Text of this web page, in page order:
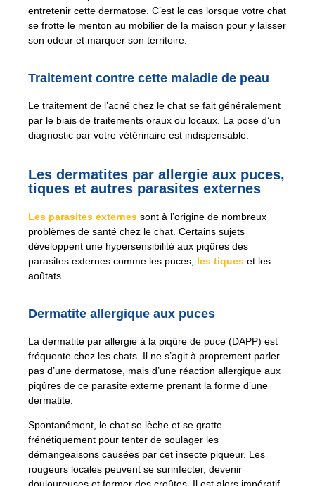
entretenir cette dermatose. C’est le cas lorsque votre chat
se frotte le menton au mobilier de la maison pour y laisser
son odeur et marquer son territoire.
Traitement contre cette maladie de peau
Le traitement de l’acné chez le chat se fait généralement
par le biais de traitements oraux ou locaux. La pose d’un
diagnostic par votre vétérinaire est indispensable.
Les dermatites par allergie aux puces,
tiques et autres parasites externes
Les parasites externes sont à l’origine de nombreux
problèmes de santé chez le chat. Certains sujets
développent une hypersensibilité aux piqûres des
parasites externes comme les puces, les tiques et les
aoûtats.
Dermatite allergique aux puces
La dermatite par allergie à la piqûre de puce (DAPP) est
fréquente chez les chats. Il ne s’agit à proprement parler
pas d’une dermatose, mais d’une réaction allergique aux
piqûres de ce parasite externe prenant la forme d’une
dermatite.
Spontanément, le chat se lèche et se gratte
frénétiquement pour tenter de soulager les
démangeaisons causées par cet insecte piqueur. Les
rougeurs locales peuvent se surinfecter, devenir